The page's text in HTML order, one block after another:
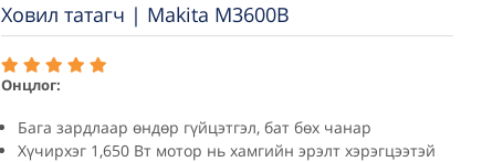
Ховил татагч | Makita M3600B
Онцлог:
Бага зардлаар өндөр гүйцэтгэл, бат бөх чанар
Хүчирхэг 1,650 Вт мотор нь хамгийн эрэлт хэрэгцээтэй